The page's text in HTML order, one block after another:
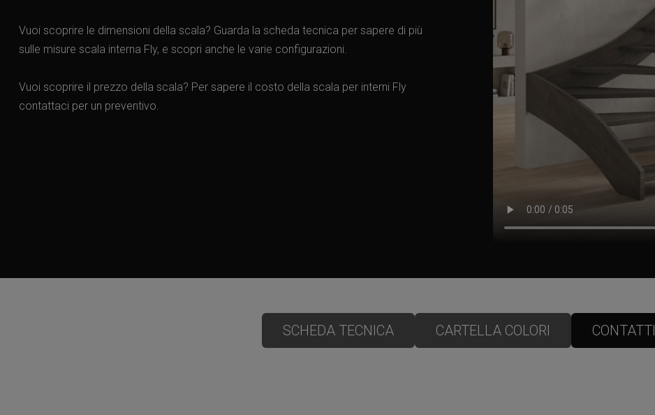
Vuoi scoprire le dimensioni della scala? Guarda la scheda tecnica per sapere di più
sulle misure scala interna Fly, e scopri anche le varie configurazioni.
Vuoi scoprire il prezzo della scala? Per sapere il costo della scala per interni Fly
contattaci per un preventivo.
SCHEDA TECNICA CARTELLA COLORI CONTATTI